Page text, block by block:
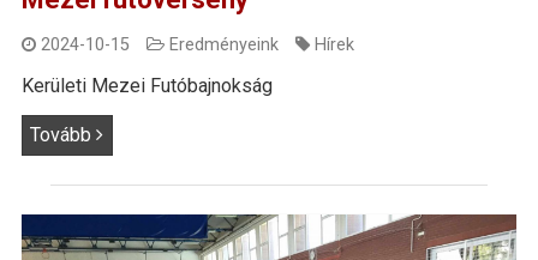
2024-10-15 Eredményeink Hírek
Kerületi Mezei Futóbajnokság
Tovább